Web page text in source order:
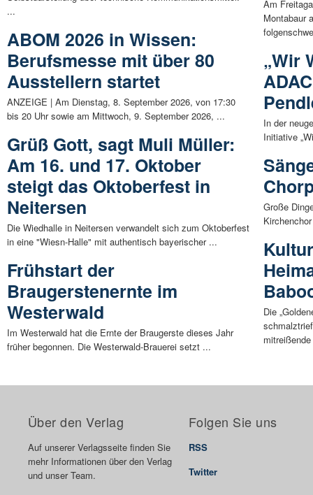
...
ABOM 2026 in Wissen:
Berufsmesse mit über 80
Ausstellern startet
ANZEIGE | Am Dienstag, 8. September 2026, von 17:30
bis 20 Uhr sowie am Mittwoch, 9. September 2026, ...
Grüß Gott, sagt Muli Müller:
Am 16. und 17. Oktober
steigt das Oktoberfest in
Neitersen
Die Wiedhalle in Neitersen verwandelt sich zum Oktoberfest
in eine "Wiesn-Halle" mit authentisch bayerischer ...
Frühstart der
Braugerstenernte im
Westerwald
Im Westerwald hat die Ernte der Braugerste dieses Jahr
früher begonnen. Die Westerwald-Brauerei setzt ...
Am
Montabaur
„Wir
In der
Initiative
Große
Die
Über den Verlag
Auf unserer Verlagsseite finden Sie
mehr Informationen über den Verlag
und unser Team.
Folgen Sie uns
RSS
Twitter